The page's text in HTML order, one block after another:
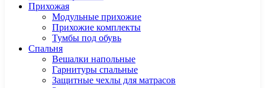
Прихожая
Модульные прихожие
Прихожие комплекты
Тумбы под обувь
Спальня
Вешалки напольные
Гарнитуры спальные
Защитные чехлы для матрасов